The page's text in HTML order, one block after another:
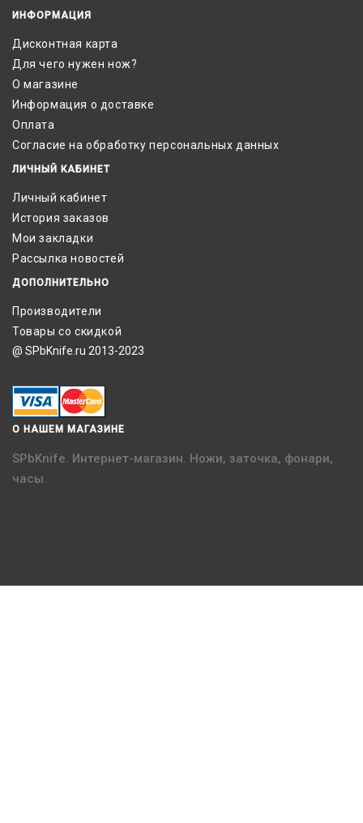
ИНФОРМАЦИЯ
Дисконтная карта
Для чего нужен нож?
О магазине
Информация о доставке
Оплата
Согласие на обработку персональных данных
ЛИЧНЫЙ КАБИНЕТ
Личный кабинет
История заказов
Мои закладки
Рассылка новостей
ДОПОЛНИТЕЛЬНО
Производители
Товары со скидкой
@ SPbKnife.ru 2013-2023
О НАШЕМ МАГАЗИНЕ
SPbKnife. Интернет-магазин. Ножи, заточка, фонари,
часы.